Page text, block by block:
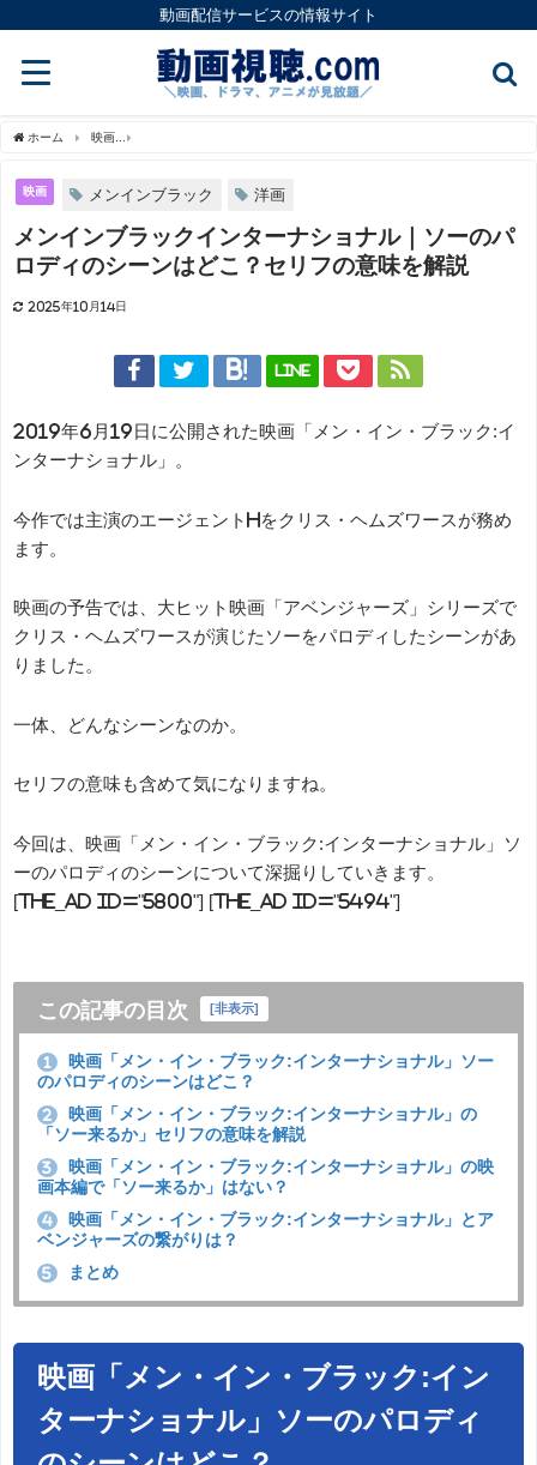
動画配信サービスの情報サイト
ホーム 映画
映画 メンインブラック 洋画
メンインブラックインターナショナル｜ソーのパ
ロディのシーンはどこ？セリフの意味を解説
2025年10月14日
LINE
2019年6月19日に公開された映画「メン・イン・ブラック:イ
ンターナショナル」。
今作では主演のエージェントHをクリス・ヘムズワースが務め
ます。
映画の予告では、大ヒット映画「アベンジャーズ」シリーズで
クリス・ヘムズワースが演じたソーをパロディしたシーンがあ
りました。
一体、どんなシーンなのか。
セリフの意味も含めて気になりますね。
今回は、映画「メン・イン・ブラック:インターナショナル」ソ
ーのパロディのシーンについて深掘りしていきます。
[the_ad id="5800"] [the_ad id="5494"]
この記事の目次 [非表示]
1
映画「メン・イン・ブラック:インターナショナル」ソー
のパロディのシーンはどこ？
2
映画「メン・イン・ブラック:インターナショナル」の
「ソー来るか」セリフの意味を解説
3
映画「メン・イン・ブラック:インターナショナル」の映
画本編で「ソー来るか」はない？
4
映画「メン・イン・ブラック:インターナショナル」とア
ベンジャーズの繋がりは？
5 まとめ
映画「メン・イン・ブラック:イン
ターナショナル」ソーのパロディ